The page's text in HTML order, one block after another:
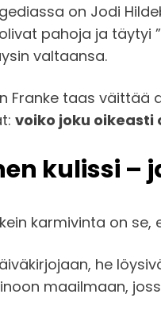
on Jodi
pahoja ja täytyi
valtaansa.
Franke taas
voiko joku oikeasti
kulissi –
karmivinta on
he
maailmaan,